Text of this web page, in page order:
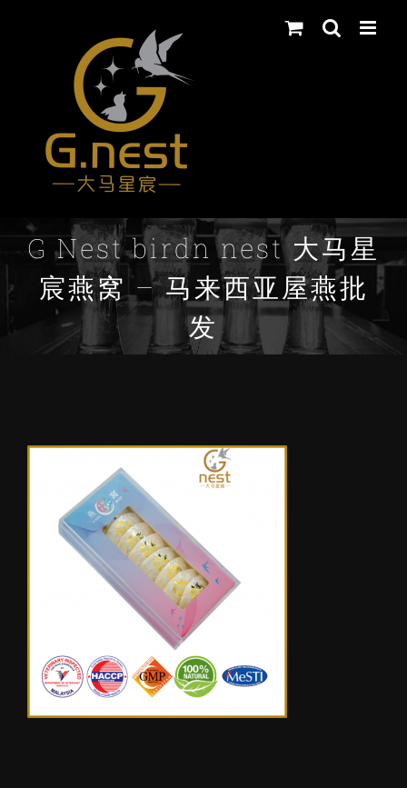
G Nest birdn nest 大马星
宸燕窝 – 马来西亚屋燕批
发